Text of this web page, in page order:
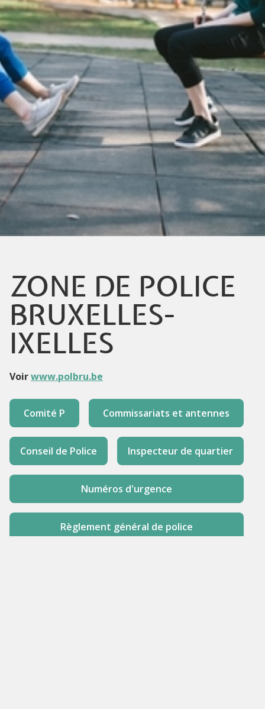
ZONE DE POLICE
BRUXELLES-
IXELLES
Voirwww.polbru.be
Comité P Commissariats et antennes
Conseil de Police Inspecteur de quartier
Numéros d'urgence
Règlement général de police